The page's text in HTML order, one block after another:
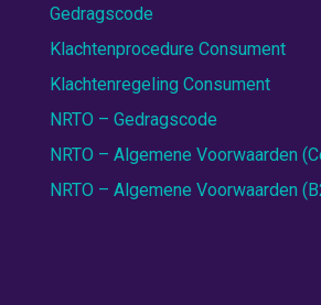
Gedragscode
Klachtenprocedure Consument
Klachtenregeling Consument
NRTO – Gedragscode
NRTO – Algemene Voorwaarden
NRTO – Algemene Voorwaarden